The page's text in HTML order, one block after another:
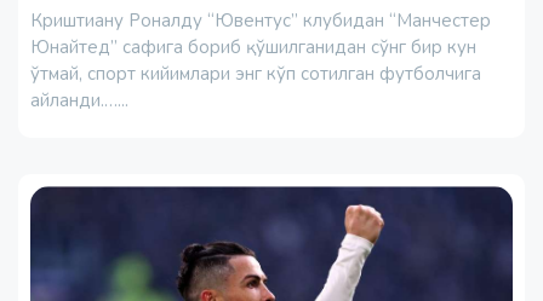
Криштиану Роналду “Ювентус” клубидан “Манчестер
Юнайтед” сафига бориб қўшилганидан сўнг бир кун
ўтмай, спорт кийимлари энг кўп сотилган футболчига
айланди.…...